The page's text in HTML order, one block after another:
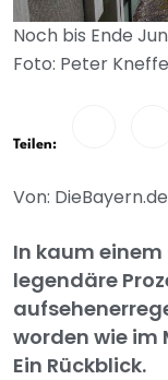
Noch bis Ende
Foto: Peter
Teilen:
Von:
In kaum
legendäre
worden wie im
Ein Rückblick.